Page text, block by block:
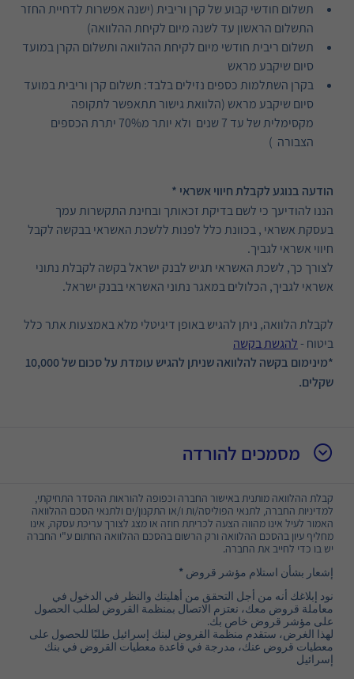
תשלום חודשי קבוע של קרן וריבית (ישנה אפשרות לדחיית החזר
התשלום הראשון עד לשנה מיום לקיחת ההלוואה)
תשלום ריבית חודשי מיום לקיחת ההלוואה ותשלום הקרן במועד
סיום שיקבע מראש
בקרן השתלמות כספים נזילים בלבד: תשלום קרן וריבית במועד
סיום שיקבע מראש (הלוואת גישור תתאפשר לתקופה
מקסימלית של עד 7 שנים ולא יותר מ70% יתרת הכספים
הצבורה )
הודעה בנוגע לקבלת חיווי אשראי *
הננו להודיעך כי לשם בדיקת זכאותך ובחינת התקשרות עמך
בעסקת אשראי , בכוונת כלל לפנות ללשכת האשראי בבקשה לקבל
חיווי אשראי לגביך.
לצורך כך, לשכת האשראי תגיש לבנק ישראל בקשה לקבלת נתוני
אשראי לגביך, הכלולים במאגר נתוני האשראי בבנק ישראל.
לקבלת הלוואה, ניתן להגיש באופן דיגיטלי מלא באמצעות אתר כלל
ביטוח - להגשת בקשה
*מינימום בקשה להלוואה שניתן להגיש עומדת על סכום של 10,000
שקלים.
מסמכים להורדה
קבלת ההלוואה מותנית באישור החברה וכפופה להוראות ההסדר התחיקתי,
למדיניות החברה, לתנאי הפוליסה/ות ו/או התקנון/ים ולתנאי הסכם ההלוואה
האמור לעיל אינו מהווה הצעה לכריתת חוזה או מצג לצורך עריכת עסקה, אינו
מחליף עיון בהסכם ההלוואה ורק הרשום בהסכם ההלוואה החתום ע"י החברה
יש בו כדי לחייב את החברה.
إشعار بشأن استلام مؤشر قروض *
نود إبلاغك أنه من أجل التحقق من أهليتك والنظر في الدخول في
معاملة قروض معك، نعتزم الاتصال بمنظمة القروض لطلب الحصول
على مؤشر قروض خاص بك.
لهذا الغرض، ستقدم منظمة القروض لبنك إسرائيل طلبًا للحصول على
معطيات قروض عنك، مدرجة في قاعدة معطيات القروض في بنك
إسرائيل